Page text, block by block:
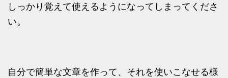
しっかり覚えて使えるようになってしまってくださ
い。
自分で簡単な文章を作って、それを使いこなせる様